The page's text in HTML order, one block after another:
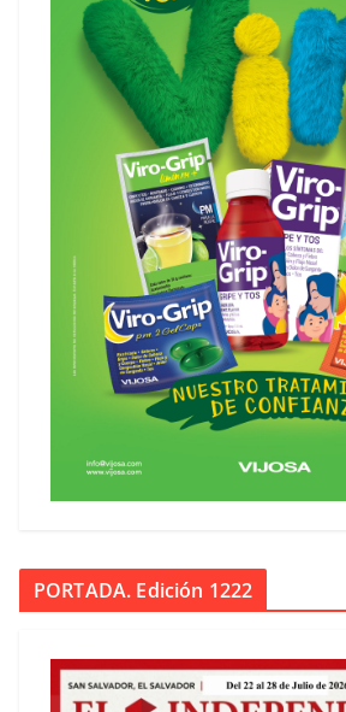
PORTADA. Edición 1222